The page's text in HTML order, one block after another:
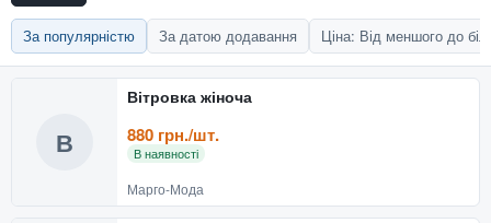
За популярністю За датою додавання Ціна: Від меншого до
В
Вітровка жіноча
880 грн./шт.
В наявності
Марго-Мода